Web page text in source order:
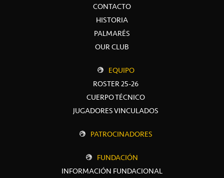
CONTACTO
HISTORIA
PALMARÉS
OUR CLUB
EQUIPO
ROSTER 25-26
CUERPO TÉCNICO
JUGADORES VINCULADOS
PATROCINADORES
FUNDACIÓN
INFORMACIÓN FUNDACIONAL